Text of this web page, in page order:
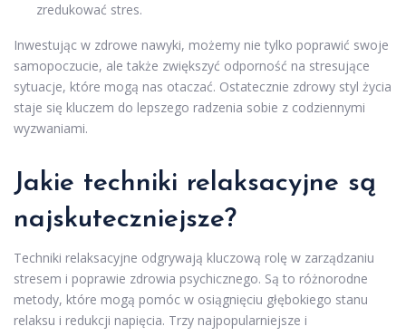
zredukować stres.
Inwestując w zdrowe nawyki, możemy nie tylko poprawić swoje
samopoczucie, ale także zwiększyć odporność na stresujące
sytuacje, które mogą nas otaczać. Ostatecznie zdrowy styl życia
staje się kluczem do lepszego radzenia sobie z codziennymi
wyzwaniami.
Jakie techniki relaksacyjne są
najskuteczniejsze?
Techniki relaksacyjne odgrywają kluczową rolę w zarządzaniu
stresem i poprawie zdrowia psychicznego. Są to różnorodne
metody, które mogą pomóc w osiągnięciu głębokiego stanu
relaksu i redukcji napięcia. Trzy najpopularniejsze i